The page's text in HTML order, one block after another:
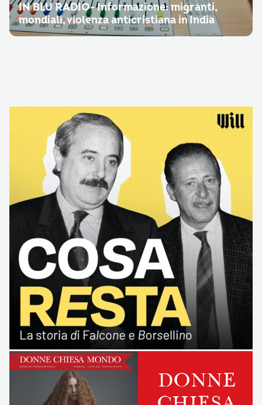
IN BLU RADIO- Informazione: migranti,
mondiali, violenza anticristiana in India